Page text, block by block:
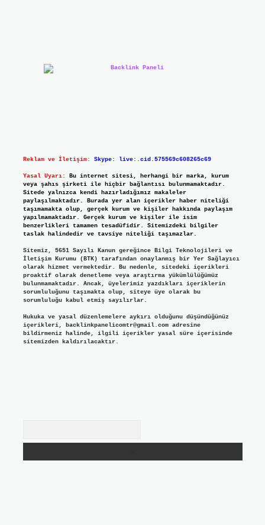
Reklam ve İletişim: Skype: live:.cid.575569c608265c69
Yasal Uyarı:
Bu internet sitesi, herhangi bir marka, kurum
veya şahıs şirketi ile hiçbir bağlantısı bulunmamaktadır.
Sitede yalnızca kendi hazırladığımız makaleler
paylaşılmaktadır. Burada yer alan içerikler haber niteliği
taşımamakta olup, gerçek kurum ve kişiler hakkında paylaşım
yapılmamaktadır. Gerçek kurum ve kişiler ile isim
benzerlikleri tamamen tesadüfidir. Sitemizdeki bilgiler
taslak halindedir ve tavsiye niteliği taşımazlar.
Sitemiz, 5651 Sayılı Kanun gereğince Bilgi Teknolojileri ve
İletişim Kurumu (BTK) tarafından onaylanmış bir Yer Sağlayıcı
olarak hizmet vermektedir. Bu nedenle, sitedeki içerikleri
proaktif olarak denetleme veya araştırma yükümlülüğümüz
bulunmamaktadır. Ancak, üyelerimiz yazdıkları içeriklerin
sorumluluğunu taşımakta olup, siteye üye olarak bu
sorumluluğu kabul etmiş sayılırlar.
Hukuka ve yasal düzenlemelere aykırı olduğunu düşündüğünüz
içerikleri, backlinkpanelicomtr@gmail.comadresine
bildirmeniz halinde, ilgili içerikler yasal süre içerisinde
sitemizden kaldırılacaktır.